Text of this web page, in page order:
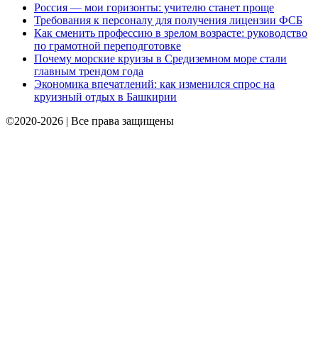
Россия — мои горизонты: учителю станет проще
Требования к персоналу для получения лицензии ФСБ
Как сменить профессию в зрелом возрасте: руководство
по грамотной переподготовке
Почему морские круизы в Средиземном море стали
главным трендом года
Экономика впечатлений: как изменился спрос на
круизный отдых в Башкирии
©2020-2026 | Все права защищены